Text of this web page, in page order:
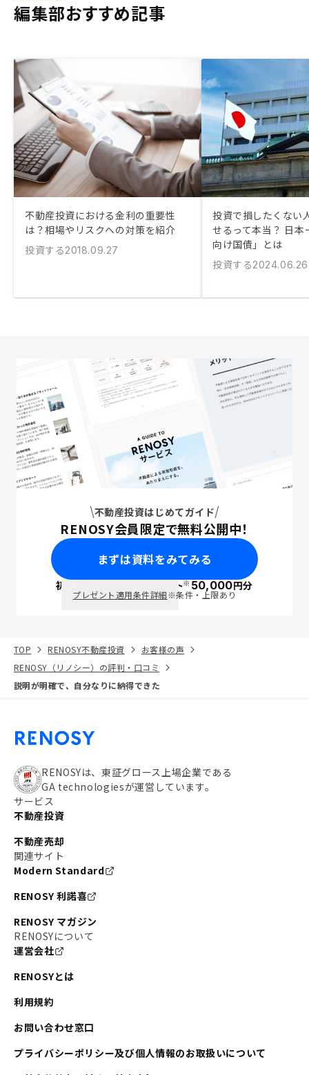
編集部おすすめ記事
不動産投資における金利の重要性
は？相場やリスクへの対策を紹介
投資する2018.09.27
投資で損したくない
せるって本当？ 日
向け国債」とは
投資する2024.06.26
不動産投資はじめてガイド
RENOSY会員限定で無料公開中！
まずは資料をみてみる
初回面談で ポイント※50,000円分
プレゼント適用条件詳細※条件・上限あり
TOP RENOSY不動産投資
お客様の声
RENOSY（リノシー）の評判・口コミ
説明が明確で、自分なりに納得できた
RENOSYは、東証グロース上場企業である
GA technologiesが運営しています。
サービス
不動産投資
不動産売却
関連サイト
Modern Standard
RENOSY 利諾喜
RENOSY マガジン
RENOSYについて
運営会社
RENOSYとは
利用規約
お問い合わせ窓口
プライバシーポリシー及び個人情報のお取扱いについて